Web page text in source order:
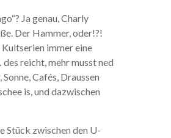
Ja genau, Charly
Der Hammer, oder!?!
immer eine
reicht, mehr musst ned
Cafés, Draussen
is, und dazwischen
Stück zwischen den U-